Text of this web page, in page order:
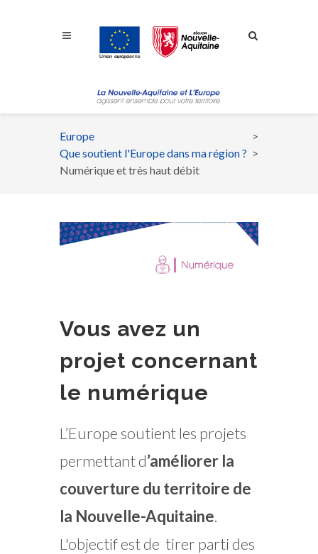
Fil
d'Ariane
Europe
Que soutient l'Europe dans ma région ?
Numérique et très haut débit
Vous avez un
projet concernant
le numérique
L’Europe soutient les projets
permettant d’améliorer la
couverture du territoire de
la Nouvelle-Aquitaine.
L'objectif est de tirer parti des